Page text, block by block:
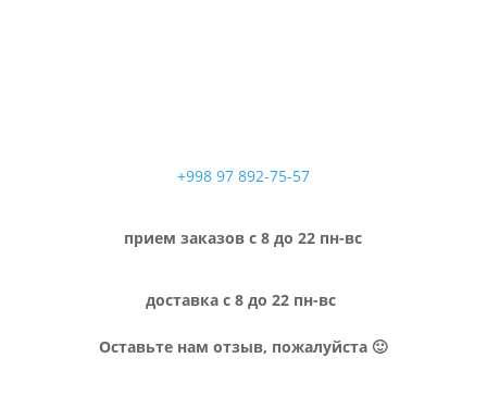
+998 97 892-75-57
прием заказов с 8 до 22 пн-вс
доставка с 8 до 22 пн-вс
Оставьте нам отзыв, пожалуйста 🙂